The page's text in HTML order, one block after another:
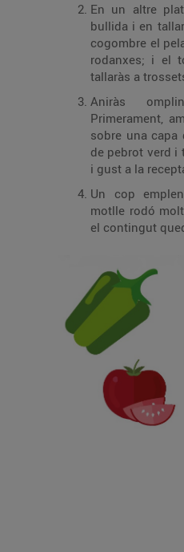
En un altre
bullida i en
cogombre el
rodanxes; i el
tallaràs a
Aniràs
Primerament,
sobre una capa
de pebrot verd i
i gust a la
Un cop
motlle rodó
el contingut